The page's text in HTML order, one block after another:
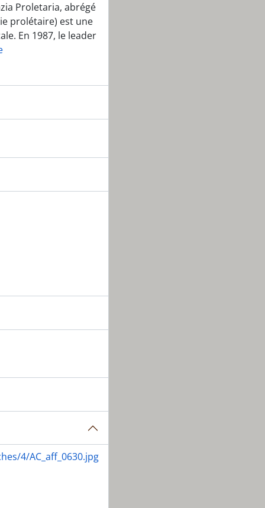
und Malville stillegen !
de Kaiseraugst
Proletaria, abrégé
prolétaire) est une
En 1987, le leader
4/AC_aff_0630.jpg